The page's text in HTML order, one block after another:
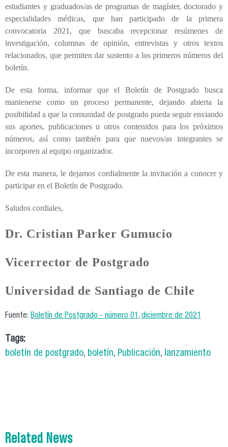
estudiantes y graduados/as de programas de magíster, doctorado y
especialidades médicas, que han participado de la primera
convocatoria 2021, que buscaba recepcionar resúmenes de
investigación, columnas de opinión, entrevistas y otros textos
relacionados, que permiten dar sustento a los primeros números del
boletín.
De esta forma, informar que el Boletín de Postgrado busca
mantenerse como un proceso permanente, dejando abierta la
posibilidad a que la comunidad de postgrado pueda seguir enviando
sus aportes, publicaciones u otros contenidos para los próximos
números, así como también para que nuevos/as integrantes se
incorporen al equipo organizador.
De esta manera, le dejamos cordialmente la invitación a conocer y
participar en el Boletín de Postgrado.
Saludos cordiales,
Dr. Cristian Parker Gumucio
Vicerrector de Postgrado
Universidad de Santiago de Chile
Fuente: Boletín de Postgrado - número 01, diciembre de 2021
Tags:
boletín de postgrado, boletín, Publicación, lanzamiento
Related News